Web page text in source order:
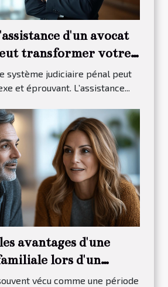
d'un avocat
transformer votre
?
système judiciaire pénal peut
et éprouvant. L’assistance...
avantages d'une
lors d'un
vécu comme une période